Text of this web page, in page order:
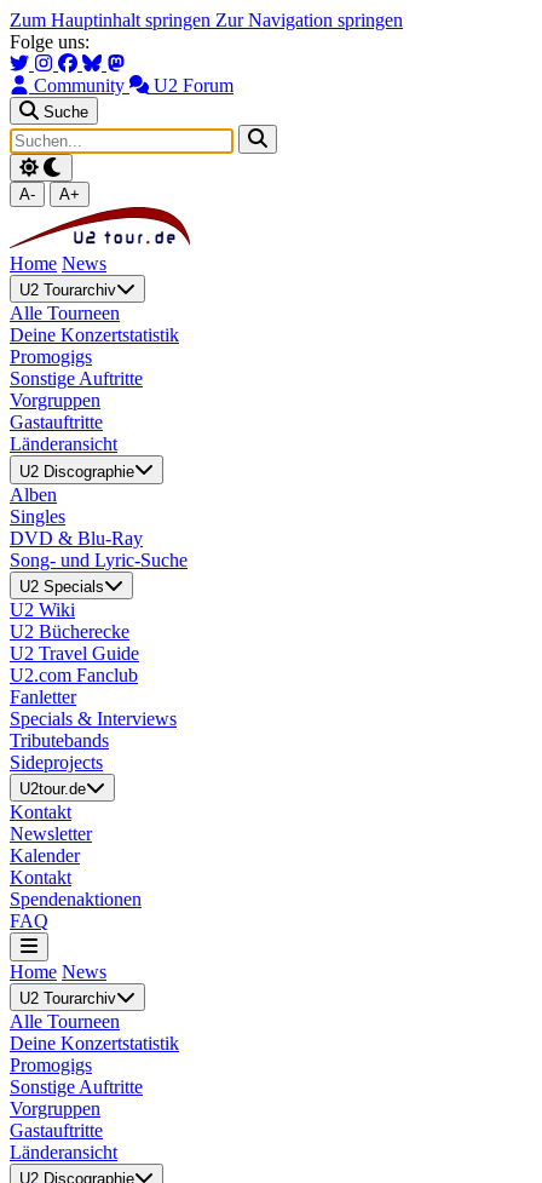
Zum Hauptinhalt springen Zur Navigation springen
Folge uns:
Community U2 Forum
Suche
A- A+
Home News
U2 Tourarchiv
Alle Tourneen
Deine Konzertstatistik
Promogigs
Sonstige Auftritte
Vorgruppen
Gastauftritte
Länderansicht
U2 Discographie
Alben
Singles
DVD & Blu-Ray
Song- und Lyric-Suche
U2 Specials
U2 Wiki
U2 Bücherecke
U2 Travel Guide
U2.com Fanclub
Fanletter
Specials & Interviews
Tributebands
Sideprojects
U2tour.de
Kontakt
Newsletter
Kalender
Kontakt
Spendenaktionen
FAQ
Home News
U2 Tourarchiv
Alle Tourneen
Deine Konzertstatistik
Promogigs
Sonstige Auftritte
Vorgruppen
Gastauftritte
Länderansicht
U2 Discographie